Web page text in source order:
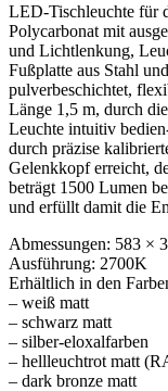
LED-Tischleuchte für
Polycarbonat mit
und Lichtlenkung,
Fußplatte aus Stahl
pulverbeschichtet,
Länge 1,5 m, durch
Leuchte intuitiv
durch präzise
Gelenkkopf erreicht,
beträgt 1500 Lumen
und erfüllt damit die
Abmessungen: 583 ×
Ausführung: 2700K
Erhältlich in den
– weiß matt
– schwarz matt
– silber-eloxalfarben
– hellleuchtrot matt
– dark bronze matt